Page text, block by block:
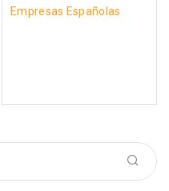
Empresas Españolas